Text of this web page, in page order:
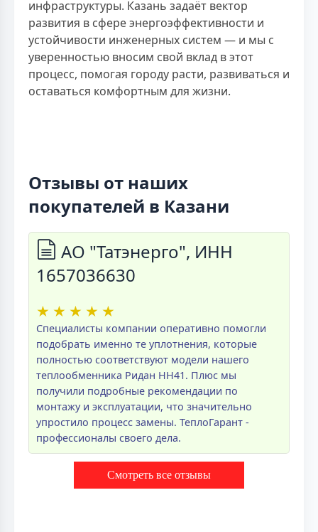
инфраструктуры. Казань задаёт вектор
развития в сфере энергоэффективности и
устойчивости инженерных систем — и мы с
уверенностью вносим свой вклад в этот
процесс, помогая городу расти, развиваться и
оставаться комфортным для жизни.
Отзывы от наших
покупателей в Казани
АО "Татэнерго", ИНН
1657036630
★ ★ ★ ★ ★
Специалисты компании оперативно помогли
подобрать именно те уплотнения, которые
полностью соответствуют модели нашего
теплообменника Ридан НН41. Плюс мы
получили подробные рекомендации по
монтажу и эксплуатации, что значительно
упростило процесс замены. ТеплоГарант -
профессионалы своего дела.
Смотреть все отзывы